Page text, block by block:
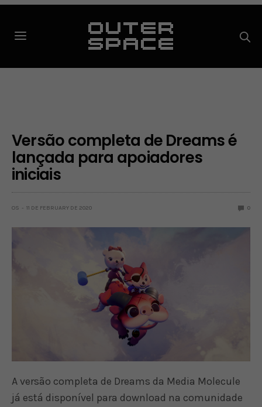
Versão completa de Dreams é
lançada para apoiadores
iniciais
OS 11 DE FEBRUARY DE 2020 0
A versão completa de Dreams da Media Molecule
já está disponível para download na comunidade